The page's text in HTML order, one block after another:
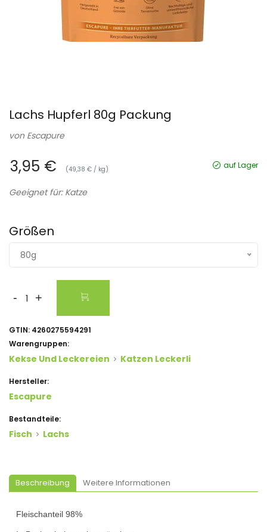
Lachs Hupferl 80g Packung
von Escapure
3,95 € (49,38 € / kg) auf Lager
Geeignet für: Katze
Größen
80g
- +
GTIN: 4260275594291
Warengruppen:
Kekse Und Leckereien Katzen Leckerli
Hersteller:
Escapure
Bestandteile:
Fisch Lachs
Beschreibung Weitere Informationen
Fleischanteil 98%